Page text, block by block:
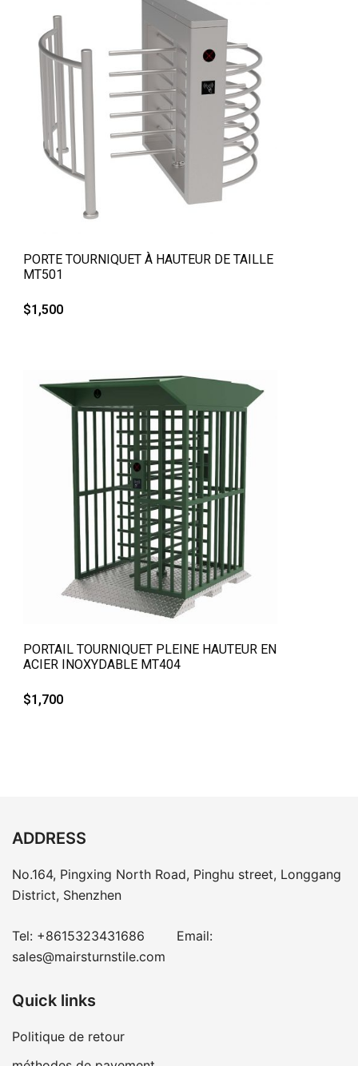
QUICK VIEW
PORTE TOURNIQUET À HAUTEUR DE TAILLE
MT501
$1,500
PORTAIL TOURNIQUET PLEINE HAUTEUR EN
ACIER INOXYDABLE MT404
$1,700
ADDRESS
No.164, Pingxing North Road, Pinghu street, Longgang
District, Shenzhen
Tel: +8615323431686 Email:
sales@mairsturnstile.com
Quick links
Politique de retour